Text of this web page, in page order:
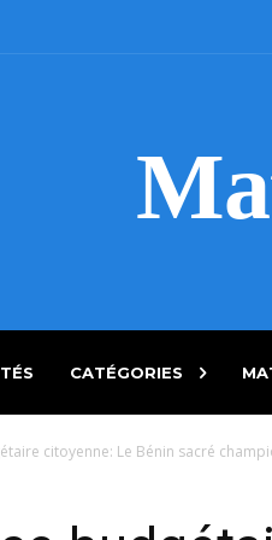
CATÉGORIES
citoyenne: Le Bénin sacré